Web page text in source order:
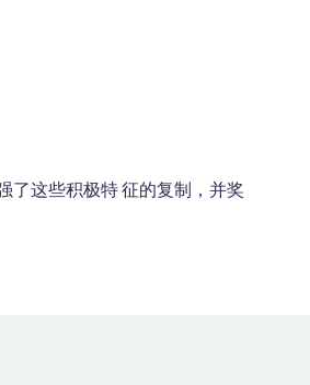
了这些积极特 征的复制，并奖